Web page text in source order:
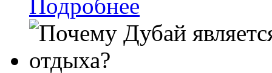
Подробнее